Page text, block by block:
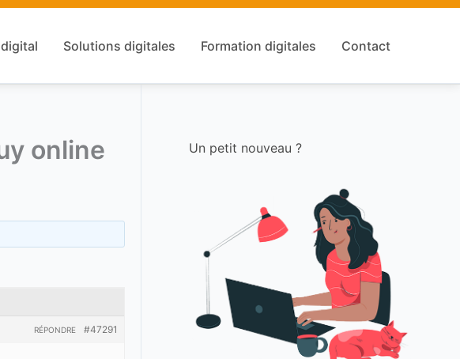
Solutions digitales Formation digitales Contact
online
#47291
RÉPONDRE
Un petit nouveau ?